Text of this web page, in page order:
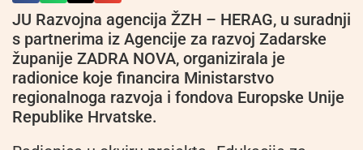
JU Razvojna agencija ŽZH – HERAG, u suradnji
s partnerima iz Agencije za razvoj Zadarske
županije ZADRA NOVA, organizirala je
radionice koje financira Ministarstvo
regionalnoga razvoja i fondova Europske Unije
Republike Hrvatske.